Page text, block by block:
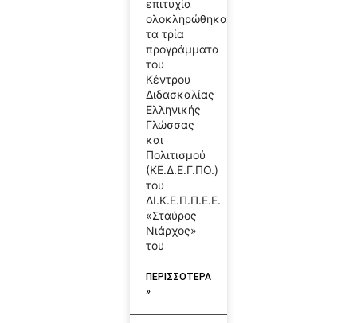
επιτυχία
ολοκληρώθηκαν
τα τρία
προγράμματα
του
Κέντρου
Διδασκαλίας
Ελληνικής
Γλώσσας
και
Πολιτισμού
(ΚΕ.Δ.Ε.Γ.ΠΟ.)
του
ΔΙ.Κ.Ε.Π.Π.Ε.Ε.
«Σταύρος
Νιάρχος»
του
ΠΕΡΙΣΣΟΤΕΡΑ
»